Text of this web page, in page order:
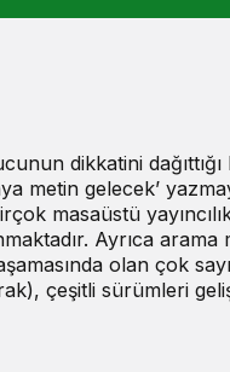
dikkatini
metin gelecek’
masaüstü
Ayrıca
olan çok
çeşitli sürümleri